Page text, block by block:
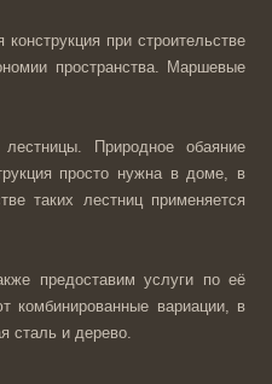
при строительстве
пространства. Маршевые
Природное обаяние
просто нужна в доме, в
таких лестниц применяется
предоставим услуги по её
комбинированные вариации, в
сталь и дерево.